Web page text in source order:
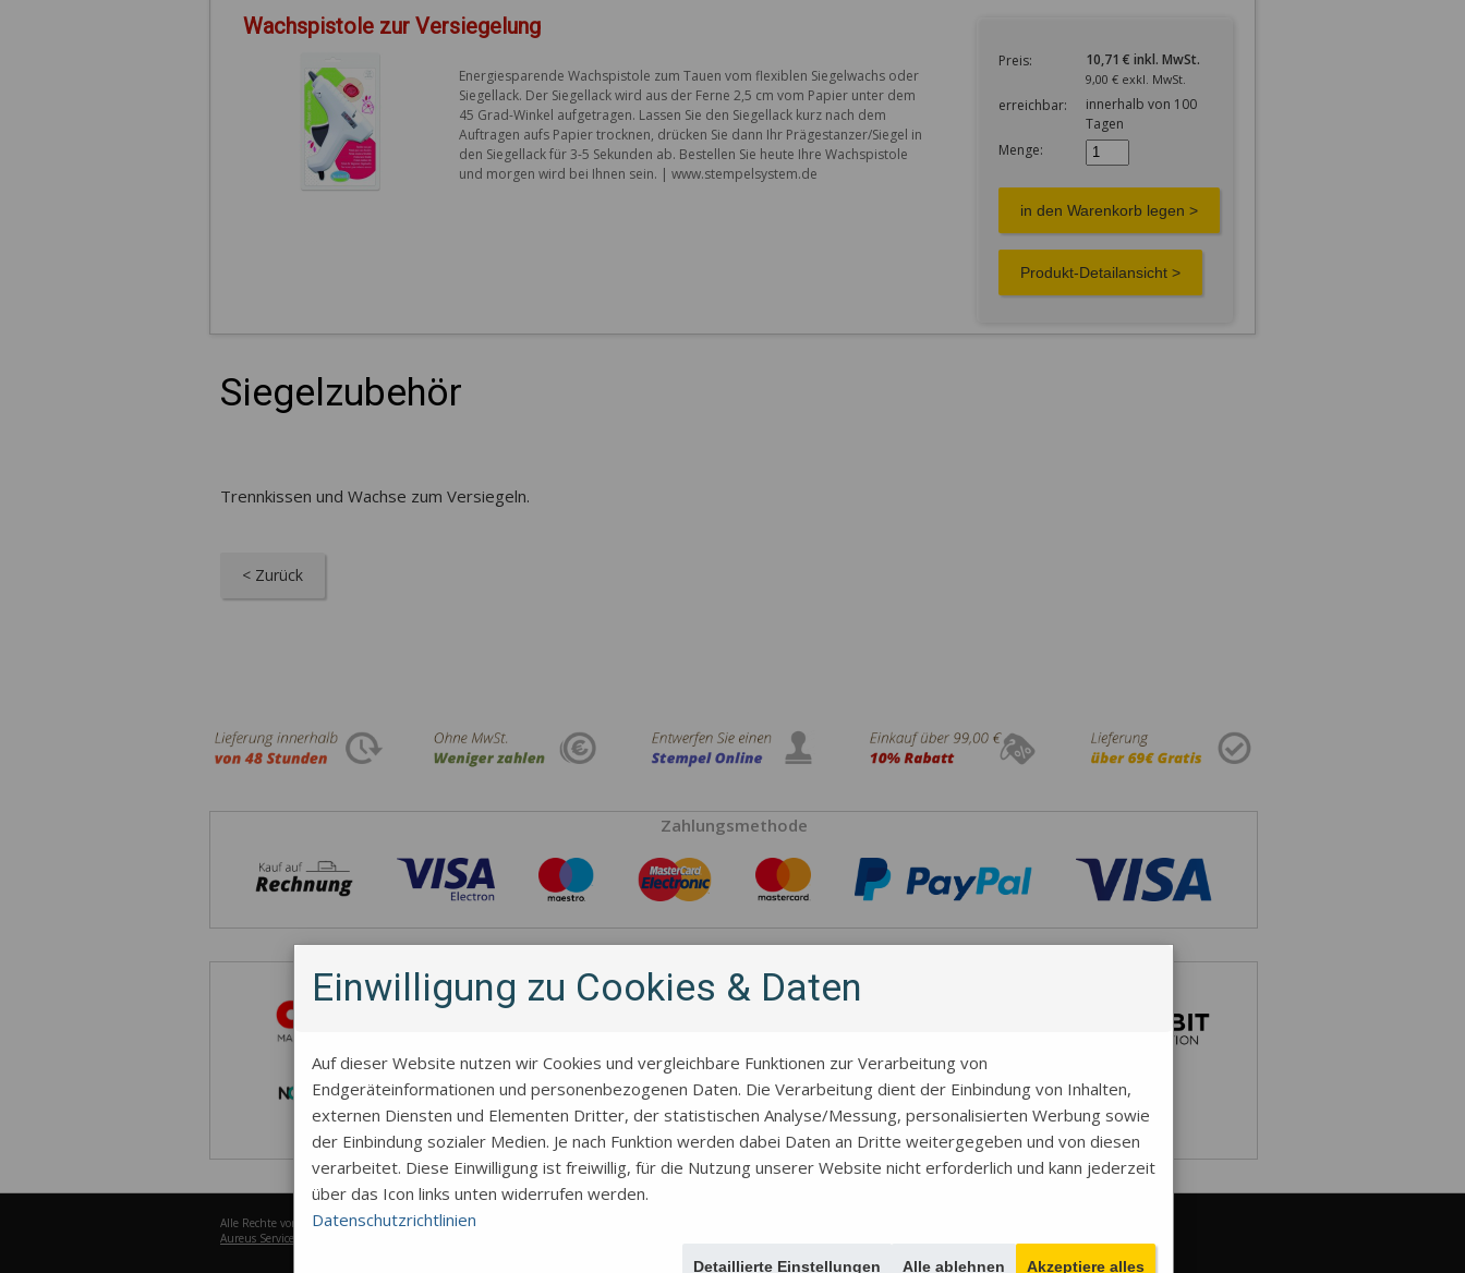
Wachspistole zur Versiegelung
Energiesparende Wachspistole zum Tauen vom flexiblen Siegelwachs oder
Siegellack. Der Siegellack wird aus der Ferne 2,5 cm vom Papier unter dem
45 Grad-Winkel aufgetragen. Lassen Sie den Siegellack kurz nach dem
Auftragen aufs Papier trocknen, drücken Sie dann Ihr Prägestanzer/Siegel in
den Siegellack für 3-5 Sekunden ab. Bestellen Sie heute Ihre Wachspistole
und morgen wird bei Ihnen sein. | www.stempelsystem.de
Preis: 10,71 € inkl. MwSt.
9,00 € exkl. MwSt.
erreichbar:
innerhalb von 100
Tagen
Menge:
Siegelzubehör
Trennkissen und Wachse zum Versiegeln.
< Zurück
Zahlungsmethode
Hersteller
Alle Rechte vorbehalten © 2026
Aureus Services
Über das Projekt
Kekse mit eigenem Motiv für ein Paar Euro.
Einwilligung zu Cookies & Daten
Auf dieser Website nutzen wir Cookies und vergleichbare Funktionen zur Verarbeitung von
Endgeräteinformationen und personenbezogenen Daten. Die Verarbeitung dient der Einbindung von Inhalten,
externen Diensten und Elementen Dritter, der statistischen Analyse/Messung, personalisierten Werbung sowie
der Einbindung sozialer Medien. Je nach Funktion werden dabei Daten an Dritte weitergegeben und von diesen
verarbeitet. Diese Einwilligung ist freiwillig, für die Nutzung unserer Website nicht erforderlich und kann jederzeit
über das Icon links unten widerrufen werden.
Datenschutzrichtlinien
Detaillierte Einstellungen Alle ablehnen Akzeptiere alles